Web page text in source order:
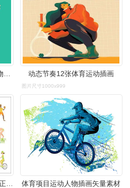
体育运动锻炼健身的彩色人物矢量插画素材 动态节奏12张体育运动插画
图片尺寸1000x999
体育项目运动人物插画矢量素材